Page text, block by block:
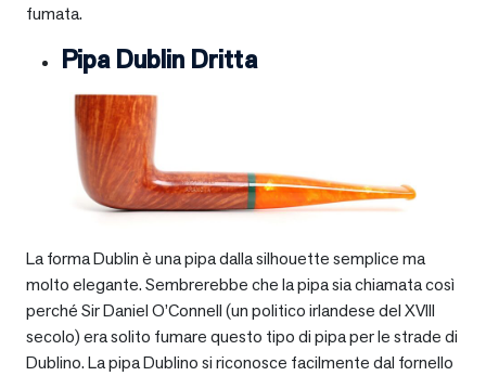
fumata.
Pipa Dublin Dritta
La forma Dublin è una pipa dalla silhouette semplice ma
molto elegante. Sembrerebbe che la pipa sia chiamata così
perché Sir Daniel O’Connell (un politico irlandese del XVIII
secolo) era solito fumare questo tipo di pipa per le strade di
Dublino. La pipa Dublino si riconosce facilmente dal fornello